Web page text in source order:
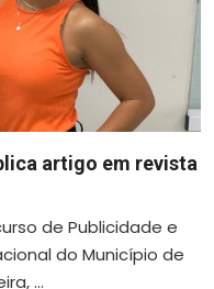
artigo em revista
de Publicidade e
do Município de
...